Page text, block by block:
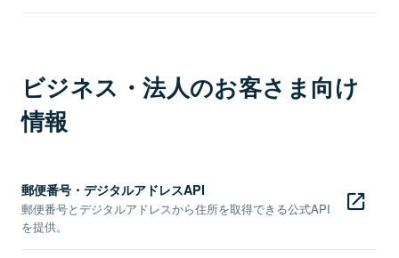
ビジネス・法人のお客さま向け
情報
郵便番号・デジタルアドレスAPI
郵便番号とデジタルアドレスから住所を取得できる公式API
を提供。